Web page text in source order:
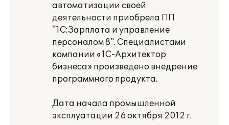
автоматизации своей
деятельности приобрела ПП
"1С:Зарплата и управление
персоналом 8". Специалистами
компании «1С-Архитектор
бизнеса» произведено внедрение
программного продукта.
Дата начала промышленной
эксплуатации 26 октября 2012 г.